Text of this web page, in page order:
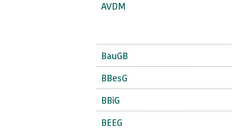
AVDM
BauGB
BBesG
BBiG
BEEG